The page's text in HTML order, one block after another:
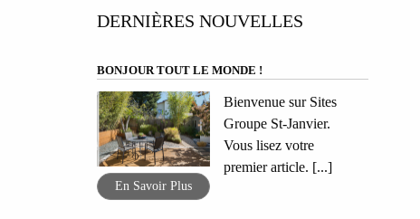
DERNIÈRES NOUVELLES
BONJOUR TOUT LE MONDE !
En Savoir Plus
Bienvenue sur Sites
Groupe St-Janvier.
Vous lisez votre
premier article. [...]